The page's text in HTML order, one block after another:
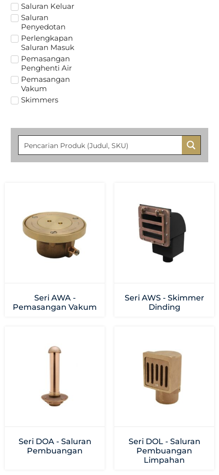
Saluran Keluar
Saluran
Penyedotan
Perlengkapan
Saluran Masuk
Pemasangan
Penghenti Air
Pemasangan
Vakum
Skimmers
Seri AWA -
Pemasangan Vakum
Seri AWS - Skimmer
Dinding
Seri DOA - Saluran
Pembuangan
Seri DOL - Saluran
Pembuangan
Limpahan